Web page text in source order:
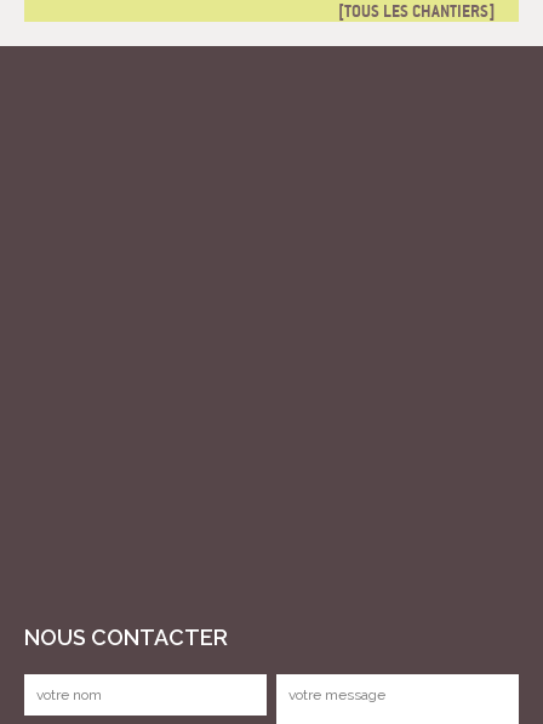
TOUS LES CHANTIERS
NOUS CONTACTER